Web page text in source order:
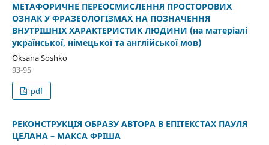
МЕТАФОРИЧНЕ ПЕРЕОСМИСЛЕННЯ ПРОСТОРОВИХ
ОЗНАК У ФРАЗЕОЛОГІЗМАХ НА ПОЗНАЧЕННЯ
ВНУТРІШНІХ ХАРАКТЕРИСТИК ЛЮДИНИ (на матеріалі
української, німецької та англійської мов)
Oksana Soshko
93-95
pdf
РЕКОНСТРУКЦІЯ ОБРАЗУ АВТОРА В ЕПІТЕКСТАХ ПАУЛЯ
ЦЕЛАНА – МАКСА ФРІША